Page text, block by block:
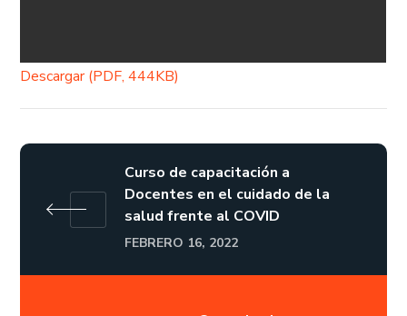
Descargar (PDF, 444KB)
Curso de capacitación a
Docentes en el cuidado de la
salud frente al COVID
FEBRERO 16, 2022